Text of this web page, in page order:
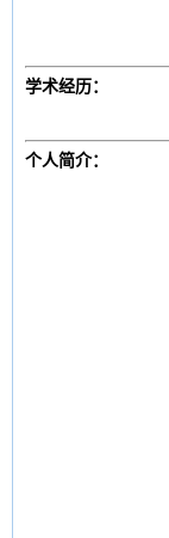
学术经历：
个人简介：